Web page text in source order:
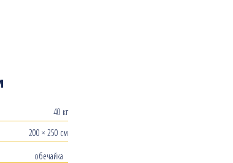
40 кг
200 × 250 см
обечайка